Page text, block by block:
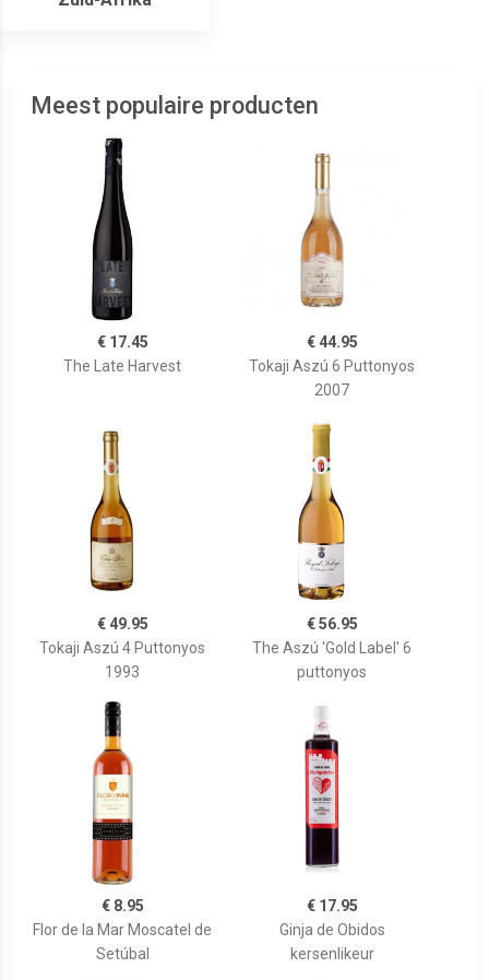
Meest populaire producten
€ 17.45
The Late Harvest
€ 44.95
Tokaji Aszú 6 Puttonyos
2007
€ 49.95
Tokaji Aszú 4 Puttonyos
1993
€ 56.95
The Aszú 'Gold Label' 6
puttonyos
€ 8.95
Flor de la Mar Moscatel de
Setúbal
€ 17.95
Ginja de Obidos
kersenlikeur